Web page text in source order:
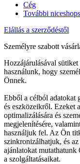
Cég
További
Elállás a szerződéstől
Személyre szabott
Hozzájárulásával
használunk, hogy
Önnek.
Ebből a célból adatokat
és eszközeikről. Ezeket
optimalizálására és
megjelenítésére,
használjuk fel. Az Ön
szinkronizálhatjuk, és
ajánlatokat mutathatunk
a szolgáltatásaikat.